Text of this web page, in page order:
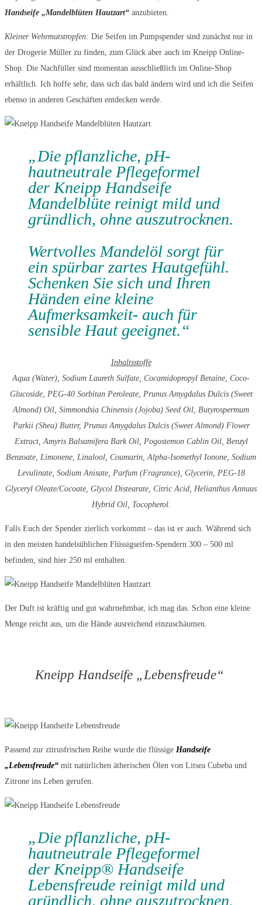
Handseife „Mandelblüten Hautzart“ anzubieten.
Kleiner Wehrmutstropfen: Die Seifen im Pumpspender sind zunächst nur in
der Drogerie Müller zu finden, zum Glück aber auch im Kneipp Online-
Shop. Die Nachfüller sind momentan ausschließlich im Online-Shop
erhältlich. Ich hoffe sehr, dass sich das bald ändern wird und ich die Seifen
ebenso in anderen Geschäften entdecken werde.
„Die pflanzliche, pH-
hautneutrale Pflegeformel
der Kneipp Handseife
Mandelblüte reinigt mild und
gründlich, ohne auszutrocknen.
Wertvolles Mandelöl sorgt für
ein spürbar zartes Hautgefühl.
Schenken Sie sich und Ihren
Händen eine kleine
Aufmerksamkeit- auch für
sensible Haut geeignet.“
Inhaltsstoffe
Aqua (Water), Sodium Laureth Sulfate, Cocamidopropyl Betaine, Coco-
Glucoside, PEG-40 Sorbitan Peroleate, Prunus Amygdalus Dulcis (Sweet
Almond) Oil, Simmondsia Chinensis (Jojoba) Seed Oil, Butyrospermum
Parkii (Shea) Butter, Prunus Amygdalus Dulcis (Sweet Almond) Flower
Extract, Amyris Balsamifera Bark Oil, Pogostemon Cablin Oil, Benzyl
Benzoate, Limonene, Linalool, Coumarin, Alpha-Isomethyl Ionone, Sodium
Levulinate, Sodium Anisate, Parfum (Fragrance), Glycerin, PEG-18
Glyceryl Oleate/Cocoate, Glycol Distearate, Citric Acid, Helianthus Annuus
Hybrid Oil, Tocopherol.
Falls Euch der Spender zierlich vorkommt – das ist er auch. Während sich
in den meisten handelsüblichen Flüssigseifen-Spendern 300 – 500 ml
befinden, sind hier 250 ml enthalten.
Der Duft ist kräftig und gut wahrnehmbar, ich mag das. Schon eine kleine
Menge reicht aus, um die Hände ausreichend einzuschäumen.
Kneipp Handseife „Lebensfreude“
Passend zur zitrusfrischen Reihe wurde die flüssige Handseife
„Lebensfreude“ mit natürlichen ätherischen Ölen von Litsea Cubeba und
Zitrone ins Leben gerufen.
„Die pflanzliche, pH-
hautneutrale Pflegeformel
der Kneipp® Handseife
Lebensfreude reinigt mild und
gründlich, ohne auszutrocknen.